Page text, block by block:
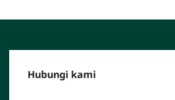
Hubungi kami